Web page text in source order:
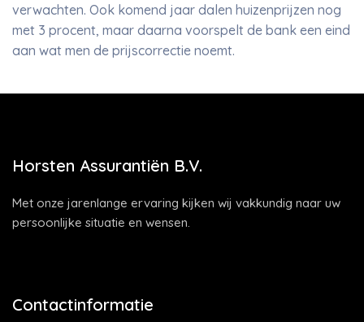
verwachten. Ook komend jaar dalen huizenprijzen nog
met 3 procent, maar daarna voorspelt de bank een eind
aan wat men de prijscorrectie noemt.
Horsten Assurantiën B.V.
Met onze jarenlange ervaring kijken wij vakkundig naar uw
persoonlijke situatie en wensen.
Contactinformatie